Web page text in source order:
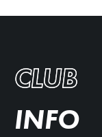
CLUB
INFO